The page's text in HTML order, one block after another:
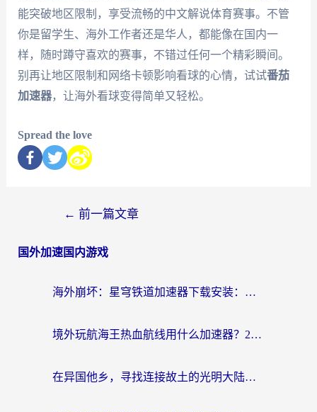
能突破地区限制，享受流畅的中文解说体育赛事。不管
你是留学生、海外工作者还是华人，都能像在国内一
样，随时蹲守喜欢的赛事，不错过任何一个精彩瞬间。
别再让地区限制和网络卡顿影响看球的心情，试试番茄
加速器，让海外看球变得简单又轻松。
Spread the love
← 前一篇文章
国外加速国内游戏
海外崩坏：星穹铁道加速器下载安装：一份给游子的终极网络指南
境外玩航海王热血航线用什么加速器？2026海外玩家实测最优方案（附欧洲问道堡垒前线加速技巧）
在异国他乡，寻找连接故土的光明大陆免费加速器